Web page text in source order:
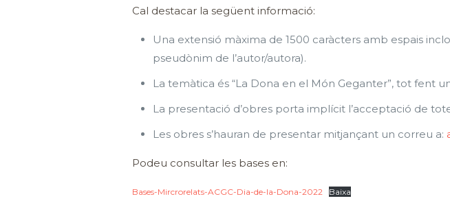
Cal destacar la següent informació:
Una extensió màxima de 1500 caràcters amb espais
pseudònim de l’autor/autora).
La temàtica és “La Dona en el Món Geganter”, tot fent
La presentació d’obres porta implícit l’acceptació de
Les obres s’hauran de presentar mitjançant un correu a:
Podeu consultar les bases en:
Bases-Mircrorelats-ACGC-Dia-de-la-Dona-2022 Baixa